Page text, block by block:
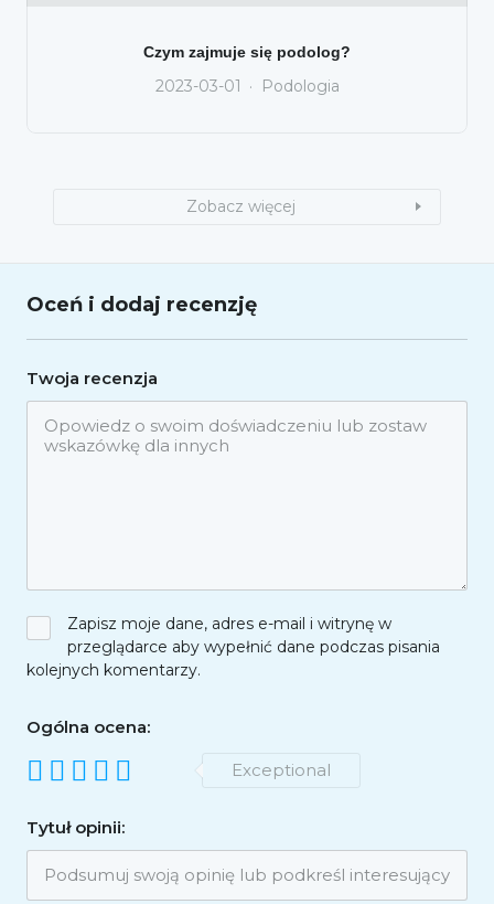
Czym zajmuje się podolog?
2023-03-01 Podologia
Zobacz więcej
Oceń i dodaj recenzję
Twoja recenzja
Zapisz moje dane, adres e-mail i witrynę w
przeglądarce aby wypełnić dane podczas pisania
kolejnych komentarzy.
Ogólna ocena:
Exceptional
Tytuł opinii: